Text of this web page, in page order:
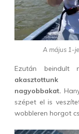
A május 1-
Ezután beindult
nagyobbakat.
szépet el is
wobbleren horgot